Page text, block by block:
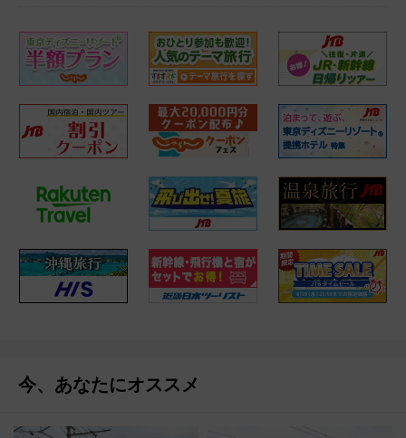
今、あなたにオススメ